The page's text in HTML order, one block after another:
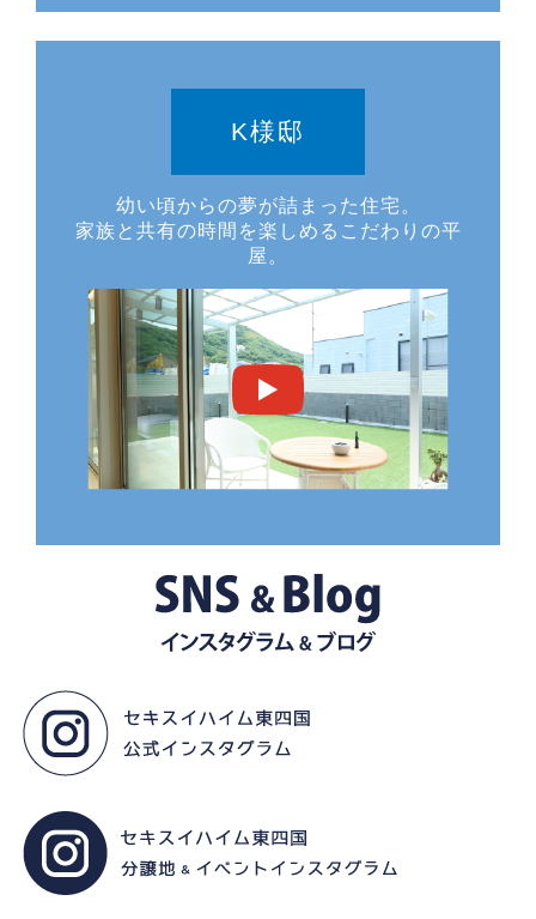
K様邸
幼い頃からの夢が詰まった住宅。
家族と共有の時間を楽しめるこだわりの平
屋。